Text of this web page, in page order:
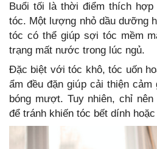
Buổi tối là thời điểm thích hợp
tóc. Một lượng nhỏ dầu dưỡng
tóc có thể giúp sợi tóc mềm
trạng mất nước trong lúc ngủ.
Đặc biệt với tóc khô, tóc uốn
ẩm đều đặn giúp cải thiện
bóng mượt. Tuy nhiên, chỉ
để tránh khiến tóc bết dính